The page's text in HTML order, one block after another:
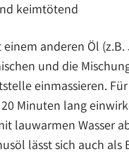
keimtötend
einem anderen Öl
und die
einmassieren.
Minuten lang
lauwarmen Wasser
lässt sich auch als